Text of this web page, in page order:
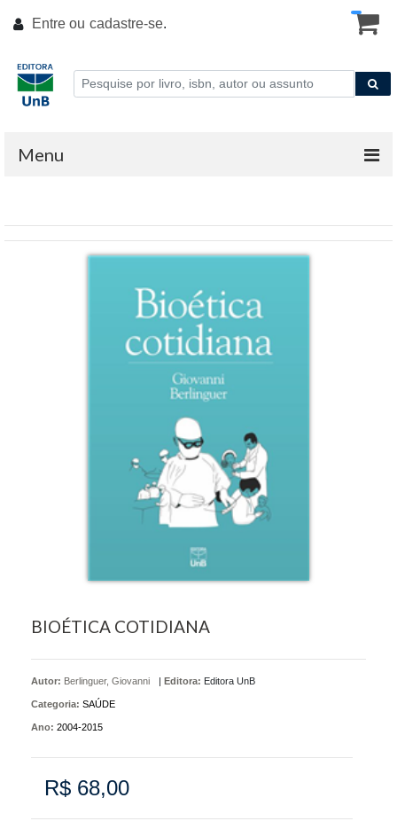
Entre ou cadastre-se.
Menu
BIOÉTICA COTIDIANA
Autor: Berlinguer, Giovanni Editora: Editora UnB
Categoria: SAÚDE
Ano: 2004-2015
R$ 68,00